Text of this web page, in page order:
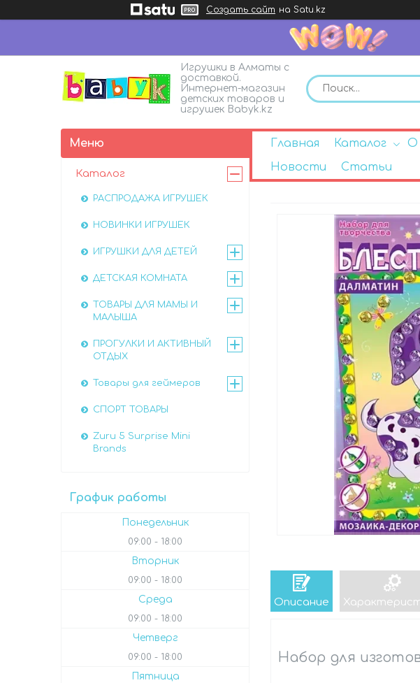
Создать сайт на Satu.kz
Игрушки в Алматы с
доставкой.
Интернет-магазин
детских товаров и
игрушек Babyk.kz
Главная Каталог О
Новости
Статьи
Описание
Набор для
Каталог
РАСПРОДАЖА ИГРУШЕК
НОВИНКИ ИГРУШЕК
ИГРУШКИ ДЛЯ ДЕТЕЙ
ДЕТСКАЯ КОМНАТА
ТОВАРЫ ДЛЯ МАМЫ И
МАЛЫША
ПРОГУЛКИ И АКТИВНЫЙ
ОТДЫХ
Товары для геймеров
СПОРТ ТОВАРЫ
Zuru 5 Surprise Mini
Brands
График работы
Понедельник
09:00 18:00
Вторник
09:00 18:00
Среда
09:00 18:00
Четверг
09:00 18:00
Пятница